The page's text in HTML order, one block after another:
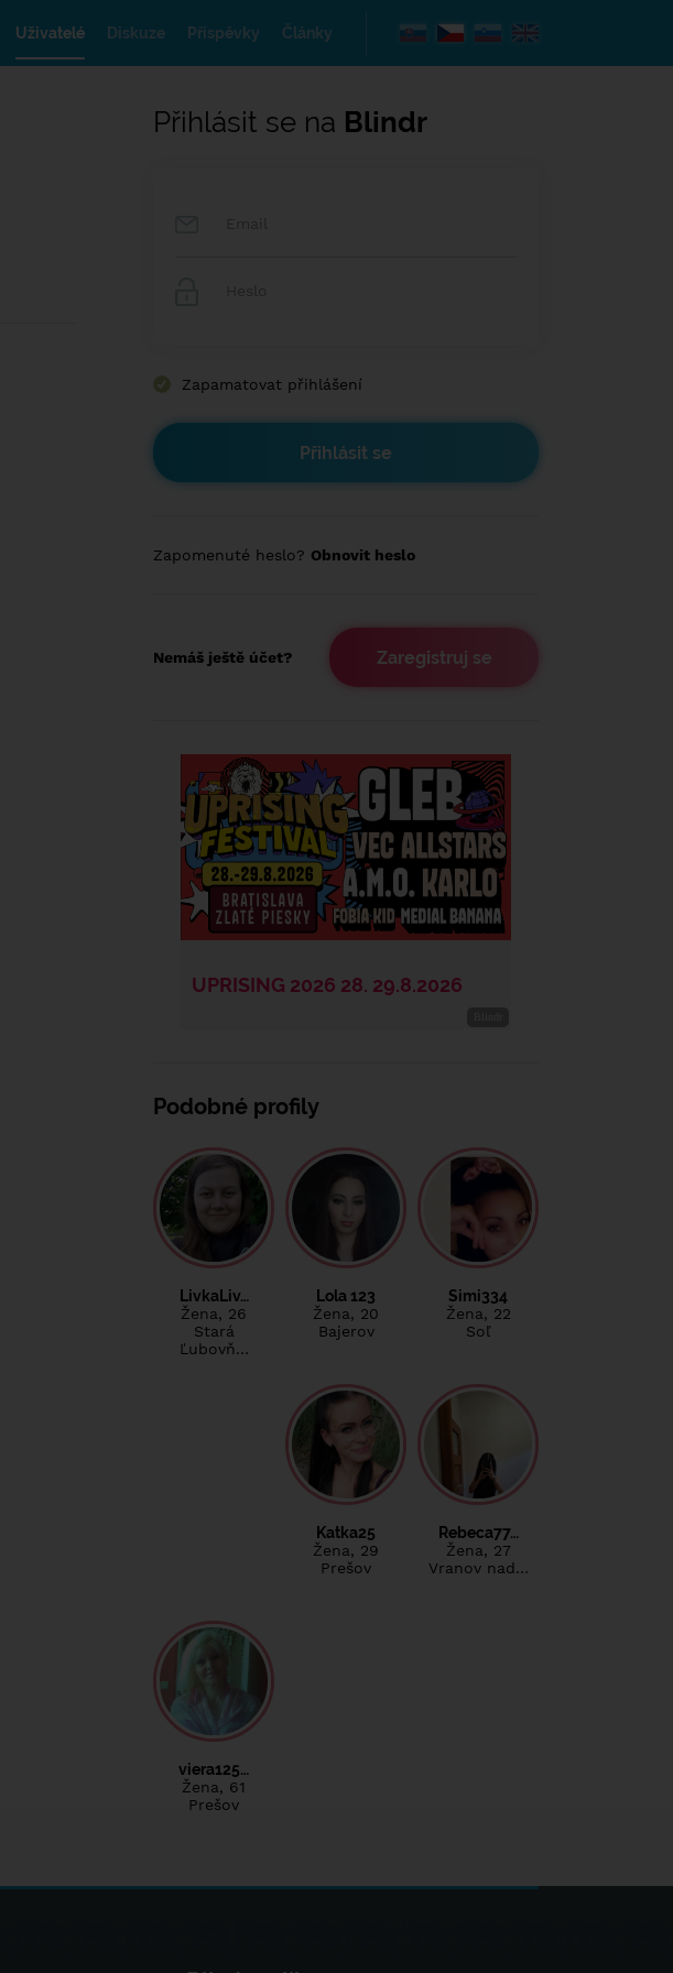
Uživatelé Diskuze Příspěvky Články
Přihlásit se na Blindr
Zapamatovat přihlášení
Zapomenuté heslo? Obnovit heslo
Nemáš ještě účet? Zaregistruj se
Podobné profily
LivkaLiv…
Žena, 26
Stará
Ľubovň…
Lola 123
Žena, 20
Bajerov
Simi334
Žena, 22
Soľ
Katka25
Žena, 29
Prešov
Rebeca77…
Žena, 27
Vranov nad…
viera125…
Žena, 61
Prešov